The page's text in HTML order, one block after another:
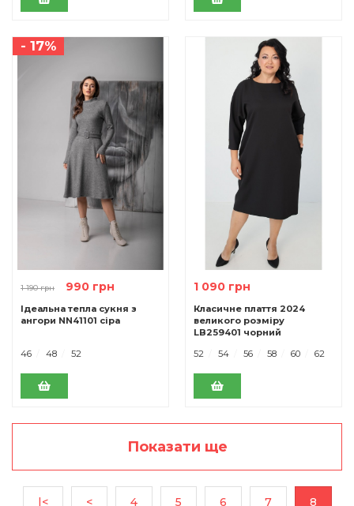
- 17%
1 190 грн 990 грн
Ідеальна тепла сукня з
ангори NN41101 сіра
46 48 52
1 090 грн
Класичне плаття 2024
великого розміру
LB259401 чорний
52
54 56 58 60 62
Показати ще
|< < 4 5 6 7 8